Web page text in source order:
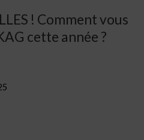
! Comment vous
cette année ?